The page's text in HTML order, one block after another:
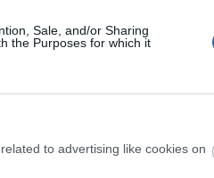
Sale, and/or Sharing
the Purposes for which it
to advertising like cookies on
με